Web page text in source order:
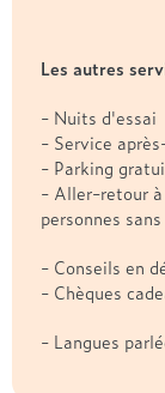
Les autres
- Nuits d'essai
- Service
- Parking
- Aller-retour à
personnes
- Conseils en
- Chèques
- Langues